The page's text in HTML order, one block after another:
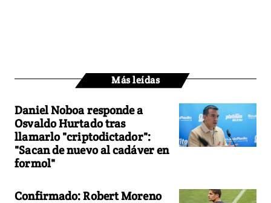
Más leídas
Daniel Noboa responde a
Osvaldo Hurtado tras
llamarlo "criptodictador":
"Sacan de nuevo al cadáver en
formol"
Confirmado: Robert Moreno